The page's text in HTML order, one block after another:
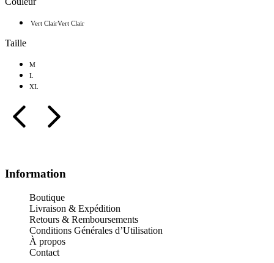
Vert ClairVert Clair
Taille
M
L
XL
Information
Boutique
Livraison & Expédition
Retours & Remboursements
Conditions Générales d’Utilisation
À propos
Contact